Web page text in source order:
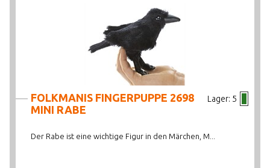
Lager: 5
FOLKMANIS FINGERPUPPE 2698
MINI RABE
Der Rabe ist eine wichtige Figur in den Märchen, M...